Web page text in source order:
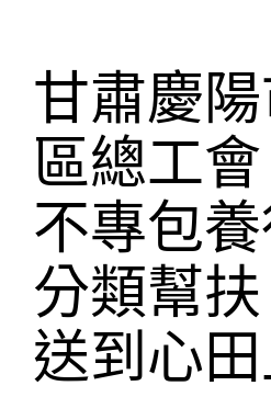
甘肅慶
區總工
不專包
分類幫
送到心